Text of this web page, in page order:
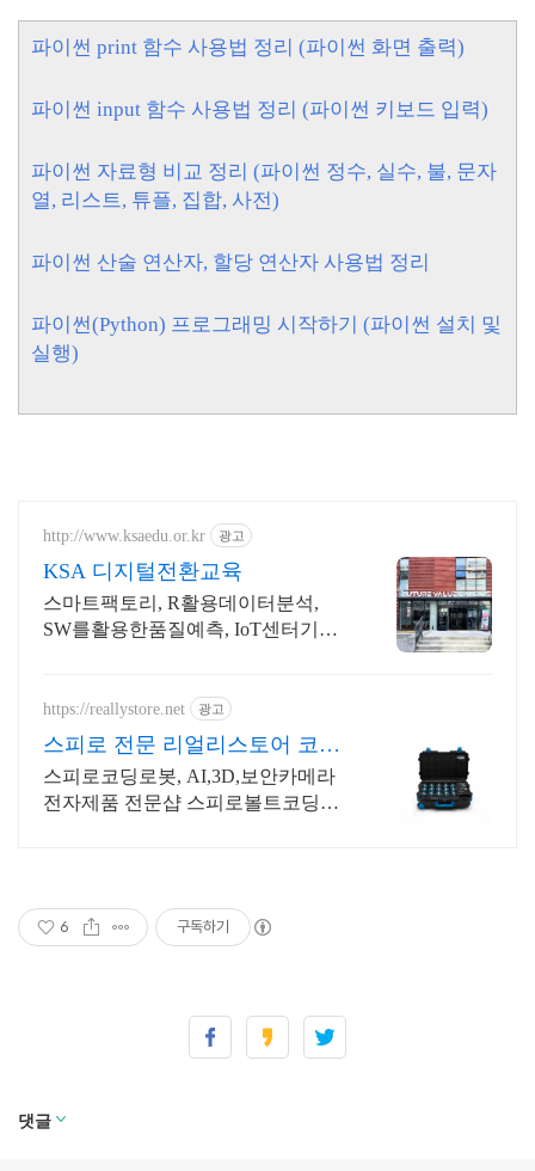
파이썬 print 함수 사용법 정리 (파이썬 화면 출력)
파이썬 input 함수 사용법 정리 (파이썬 키보드 입력)
파이썬 자료형 비교 정리 (파이썬 정수, 실수, 불, 문자
열, 리스트, 튜플, 집합, 사전)
파이썬 산술 연산자, 할당 연산자 사용법 정리
파이썬(Python) 프로그래밍 시작하기 (파이썬 설치 및
실행)
http://www.ksaedu.or.kr 광고
KSA 디지털전환교육
스마트팩토리, R활용데이터분석,
SW를활용한품질예측, IoT센터기술,
https://reallystore.net 광고
스피로 전문 리얼리스토어 코딩
교육을 쉽고 재밌게
스피로코딩로봇, AI,3D,보안카메라
전자제품 전문샵 스피로볼트코딩로
6 구독하기
댓글